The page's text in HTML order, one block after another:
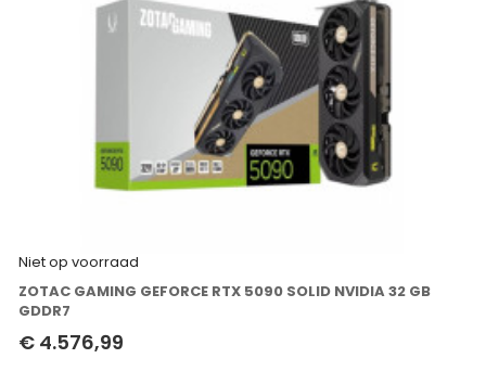
Niet op voorraad
ZOTAC GAMING GEFORCE RTX 5090 SOLID NVIDIA 32 GB
GDDR7
€ 4.576,99